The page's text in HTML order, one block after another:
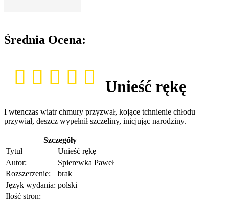
Średnia Ocena:
Unieść rękę
I wtenczas wiatr chmury przyzwał, kojące tchnienie chłodu
przywiał, deszcz wypełnił szczeliny, inicjując narodziny.
Szczegóły
Tytuł
Unieść rękę
Autor:
Spierewka Paweł
Rozszerzenie:
brak
Język wydania: polski
Ilość stron: